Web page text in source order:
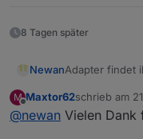
8 Tagen später
NewanAdapter findet
https://
M Maxtor62schrieb am
zuletzt
@newan Vielen Dank